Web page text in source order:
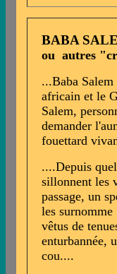
BABA
ou autres
...Baba
africain et le
Salem,
demander
fouettard
....Depuis
sillonnent les
passage, un
les
vêtus de
enturbannée,
cou....